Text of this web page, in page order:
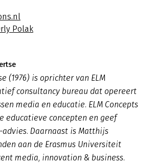
Polak
(1976) is oprichter van ELM
consultancy bureau dat opereert
media en educatie. ELM Concepts
concepten en geef
Daarnaast is Matthijs
aan de Erasmus Universiteit
media, innovation & business.